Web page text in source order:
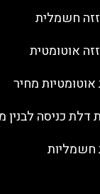
חשמלית
אוטומטית
מחיר
כניסה לבנין
חשמליות